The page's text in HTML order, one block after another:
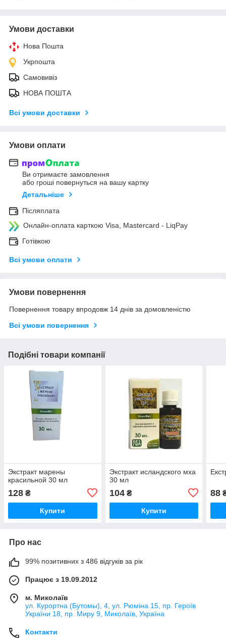
Умови доставки
Нова Пошта
Укрпошта
Самовивіз
НОВА ПОШТА
Всі умови доставки
Умови оплати
Ви отримаєте замовлення
або гроші повернуться на вашу картку
Детальніше
Післяплата
Онлайн-оплата карткою Visa, Mastercard - LiqPay
Готівкою
Всі умови оплати
Умови повернення
Повернення товару впродовж 14 днів за домовленістю
Всі умови повернення
Подібні товари компанії
Экстракт марены
красильной 30 мл
128 ₴
Купити
Экстракт исландского мха
30 мл
104₴
Купити
88
Про нас
99% позитивних з 486 відгуків за рік
Працює з 19.09.2012
м. Миколаїв
ул. Курортна (Бутомы), 4, ул. Рюміна 15, пр. Героїв
України 18, пр. Миру 9, Миколаїв, Україна
Контакти